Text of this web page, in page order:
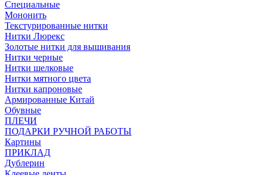
Специальные
Мононить
Текстурированные нитки
Нитки Люрекс
Золотые нитки для вышивания
Нитки черные
Нитки шелковые
Нитки мятного цвета
Нитки капроновые
Армированные Китай
Обувные
ПЛЕЧИ
ПОДАРКИ РУЧНОЙ РАБОТЫ
Картины
ПРИКЛАД
Дублерин